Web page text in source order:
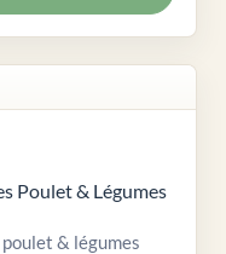
Poulet & Légumes
& légumes